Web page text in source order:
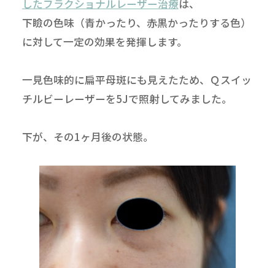
したフラクショナルレーザー治療は、
下瞼の色味（青かったり、赤黒かったりする色）
に対して一定の効果を発揮します。
一見色味的に扁平母斑にも見えたため、Ｑスイッ
チルビーレーザーを5Jで照射してみました。
下が、その1ヶ月後の状態。